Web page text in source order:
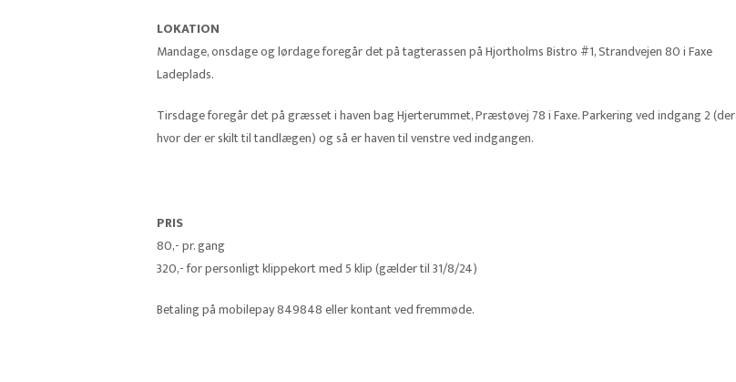
LOKATION
Mandage, onsdage og lørdage foregår det på tagterassen på Hjortholms Bistro #1, Strandvejen 80 i Faxe
Ladeplads.
Tirsdage foregår det på græsset i haven bag Hjerterummet, Præstøvej 78 i Faxe. Parkering ved indgang 2 (der
hvor der er skilt til tandlægen) og så er haven til venstre ved indgangen.
PRIS
80,- pr. gang
320,- for personligt klippekort med 5 klip (gælder til 31/8/24)
Betaling på mobilepay 849848 eller kontant ved fremmøde.